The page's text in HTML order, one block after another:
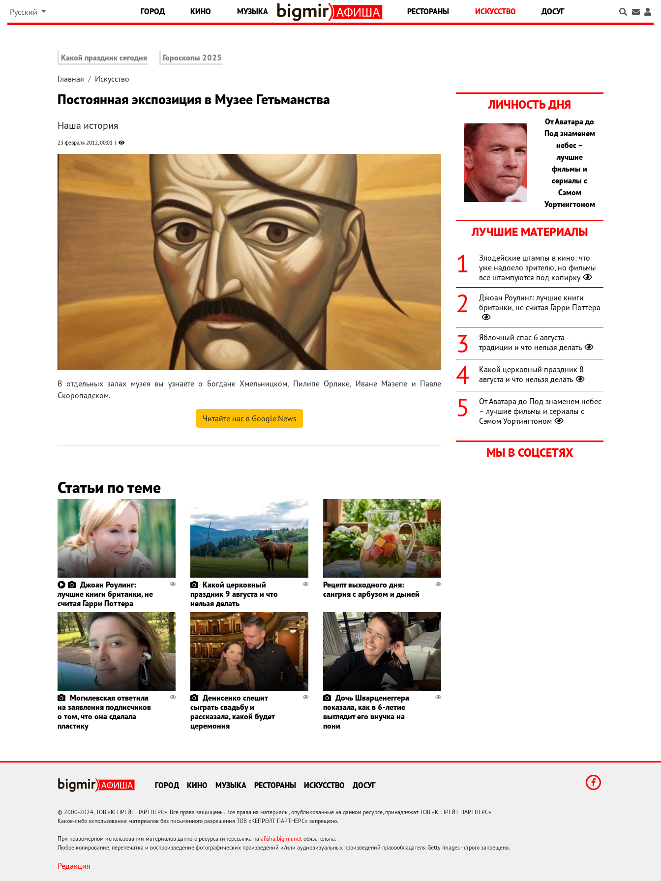
Русский ГОРОД КИНО МУЗЫКА РЕСТОРАНЫ ИСКУССТВО ДОСУГ
Какой праздник сегодня Гороскопы 2025
Главная Искусство
Постоянная экспозиция в Музее Гетьманства
Наша история
23 февраля 2012, 00:01
В отдельных залах музея вы узнаете о Богдане Хмельницком, Пилипе Орлике, Иване Мазепе и Павле
Скоропадском.
Читайте нас в Google.News
Статьи по теме
Джоан Роулинг:
лучшие книги британки, не
считая Гарри Поттера
Какой церковный
праздник 9 августа и что
нельзя делать
Рецепт выходного дня:
сангрия с арбузом и дыней
Могилевская ответила
на заявления подписчиков
о том, что она сделала
пластику
Денисенко спешит
сыграть свадьбу и
рассказала, какой будет
церемония
Дочь Шварценеггера
показала, как в 6-летие
выглядит его внучка на
пони
ЛИЧНОСТЬ ДНЯ
От Аватара до
Под знаменем
небес –
лучшие
фильмы и
сериалы с
Сэмом
Уортингтоном
ЛУЧШИЕ МАТЕРИАЛЫ
Злодейские штампы в кино: что
уже надоело зрителю, но фильмы
все штампуются под копирку
Джоан Роулинг: лучшие книги
британки, не считая Гарри Поттера
Яблочный спас 6 августа -
традиции и что нельзя делать
Какой церковный праздник 8
августа и что нельзя делать
От Аватара до Под знаменем небес
– лучшие фильмы и сериалы с
Сэмом Уортингтоном
МЫ В СОЦСЕТЯХ
ГОРОД КИНО МУЗЫКА РЕСТОРАНЫ ИСКУССТВО ДОСУГ
© 2000-2024, ТОВ «КЕПРЕЙТ ПАРТНЕРС». Все права защищены. Все права на материалы, опубликованные на данном ресурсе, принадлежат ТОВ «КЕПРЕЙТ ПАРТНЕРС».
Какое-либо использование материалов без письменного разрешения ТОВ «КЕПРЕЙТ ПАРТНЕРС» запрещено.
При правомерном использовании материалов данного ресурса гиперссылка на afisha.bigmir.net обязательна.
Любое копирование, перепечатка и воспроизведение фотографических произведений и/или аудиовизуальных произведений правообладателя Getty Images - строго запрещено.
Редакция